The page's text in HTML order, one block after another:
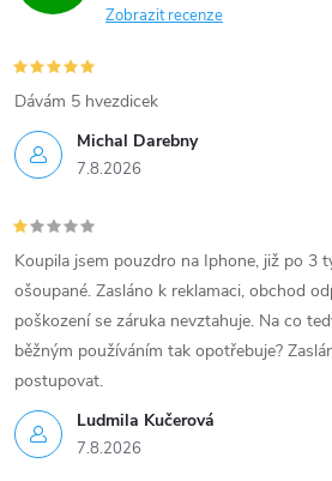
Zobrazit recenze
Michal Darebny
7.8.2026
Dávám 5 hvezdicek
Ludmila Kučerová
7.8.2026
Koupila jsem pouzdro na Iphone, již po 3
ošoupané. Zasláno k reklamaci, obchod
poškození se záruka nevztahuje. Na co
běžným používáním tak opotřebuje?
postupovat.